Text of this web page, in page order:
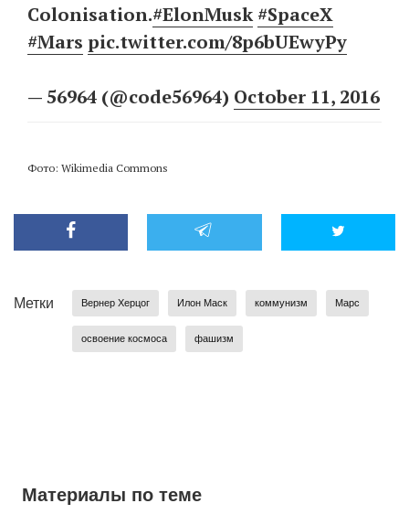
Colonisation.#ElonMusk #SpaceX
#Mars pic.twitter.com/8p6bUEwyPy
— 56964 (@code56964) October 11, 2016
Фото: Wikimedia Commons
Метки Вернер Херцог Илон Маск коммунизм Марс
освоение космоса фашизм
Материалы по теме